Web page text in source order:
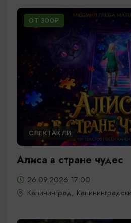
ОТ 300₽
СПЕКТАКЛИ
Алиса в стране чудес
26.09.2026 17:00
Калининград,